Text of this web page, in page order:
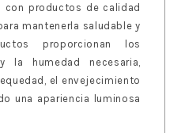
con productos de calidad
mantenerla saludable y
proporcionan los
la humedad necesaria,
el envejecimiento
una apariencia luminosa